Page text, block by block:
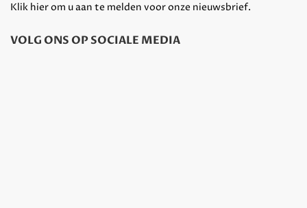
Klik hier om u aan te melden voor onze nieuwsbrief.
VOLG ONS OP SOCIALE MEDIA